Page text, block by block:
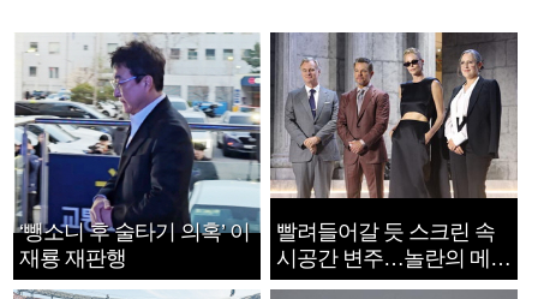
‘뺑소니 후 술타기 의혹’ 이
재룡 재판행
빨려들어갈 듯 스크린 속
시공간 변주…놀란의 메시
지는 ‘전쟁 속죄’